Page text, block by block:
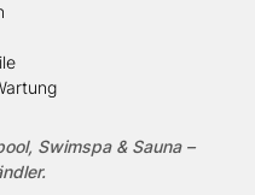
Swimspa & Sauna –